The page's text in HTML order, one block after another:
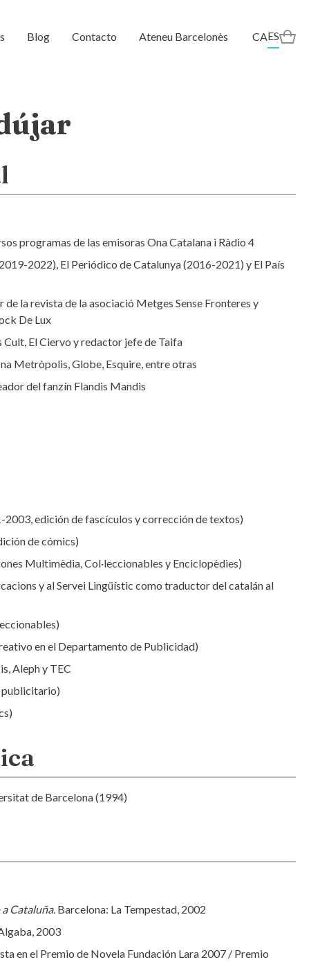
Blog Contacto Ateneu Barcelonès CAES
programas de las emisoras Ona Catalana i Ràdio 4
2022), El Periódico de Catalunya (2016-2021) y El País
la revista de la asociació Metges Sense Fronteres y
De Lux
El Ciervo y redactor jefe de Taifa
Metròpolis, Globe, Esquire, entre otras
del fanzín Flandis Mandis
edición de fascículos y corrección de textos)
de cómics)
Multimèdia, Col·leccionables y Enciclopèdies)
y al Servei Lingüístic como traductor del catalán al
en el Departamento de Publicidad)
Aleph y TEC
publicitario)
de Barcelona (1994)
Cataluña. Barcelona: La Tempestad, 2002
2003
en el Premio de Novela Fundación Lara 2007 / Premio